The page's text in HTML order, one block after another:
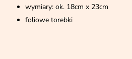
wymiary: ok. 18cm x 23cm
foliowe torebki